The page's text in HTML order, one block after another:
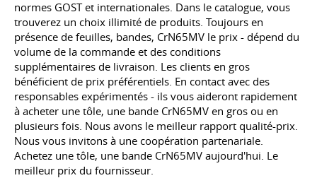
normes GOST et internationales. Dans le catalogue, vous
trouverez un choix illimité de produits. Toujours en
présence de feuilles, bandes, CrN65MV le prix - dépend du
volume de la commande et des conditions
supplémentaires de livraison. Les clients en gros
bénéficient de prix préférentiels. En contact avec des
responsables expérimentés - ils vous aideront rapidement
à acheter une tôle, une bande CrN65MV en gros ou en
plusieurs fois. Nous avons le meilleur rapport qualité-prix.
Nous vous invitons à une coopération partenariale.
Achetez une tôle, une bande CrN65MV aujourd'hui. Le
meilleur prix du fournisseur.